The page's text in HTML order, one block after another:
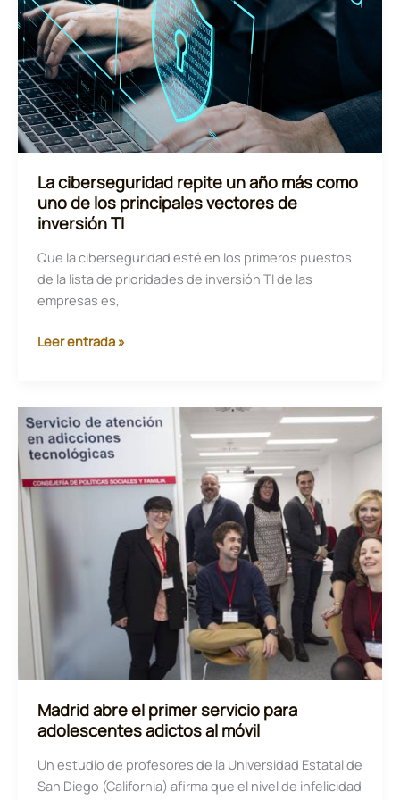
Ciberseguridad
La ciberseguridad repite un año más como
uno de los principales vectores de
inversión TI
Que la ciberseguridad esté en los primeros puestos
de la lista de prioridades de inversión TI de las
empresas es,
La
un
año
más
uno
vectores
de
inversión
TI
Leer entrada »
Madrid abre el primer servicio para
adolescentes adictos al móvil
Un estudio de profesores de la Universidad Estatal de
San Diego (California) afirma que el nivel de infelicidad